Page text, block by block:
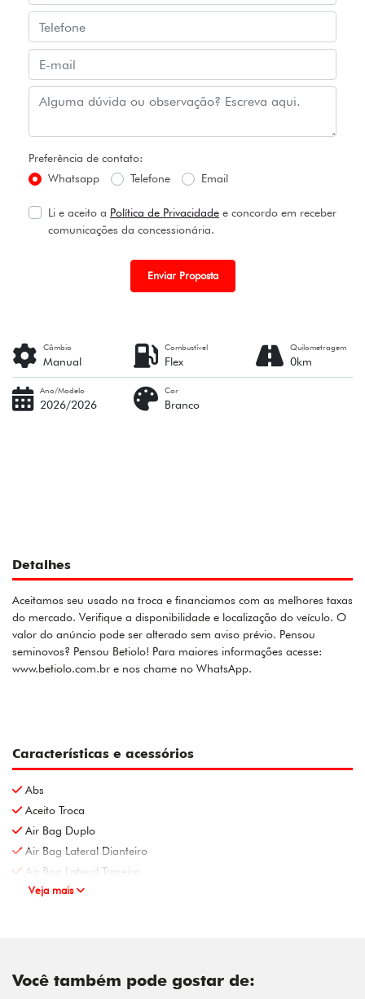
Preferência de contato:
Whatsapp
Telefone Email
Li e aceito a Política de Privacidade e concordo em receber
comunicações da concessionária.
Enviar Proposta
Câmbio
Manual
Combustível
Flex
Quilometragem
0km
Ano/Modelo
2026/2026
Cor
Branco
Detalhes
Aceitamos seu usado na troca e financiamos com as melhores taxas
do mercado. Verifique a disponibilidade e localização do veículo. O
valor do anúncio pode ser alterado sem aviso prévio. Pensou
seminovos? Pensou Betiolo! Para maiores informações acesse:
www.betiolo.com.br e nos chame no WhatsApp.
Características e acessórios
Abs
Aceito Troca
Air Bag Duplo
Air Bag Lateral Dianteiro
Air Bag Lateral Traseiro
Veja mais
Você também pode gostar de: